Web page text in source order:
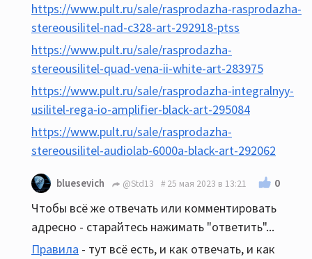
https://www.pult.ru/sale/rasprodazha-rasprodazha-
stereousilitel-nad-c328-art-292918-ptss
https://www.pult.ru/sale/rasprodazha-
stereousilitel-quad-vena-ii-white-art-283975
https://www.pult.ru/sale/rasprodazha-integralnyy-
usilitel-rega-io-amplifier-black-art-295084
https://www.pult.ru/sale/rasprodazha-
stereousilitel-audiolab-6000a-black-art-292062
bluesevich @Std13 25 мая 2023 в 13:21 0
Чтобы всё же отвечать или комментировать
адресно - старайтесь нажимать "ответить"...
Правила - тут всё есть, и как отвечать, и как